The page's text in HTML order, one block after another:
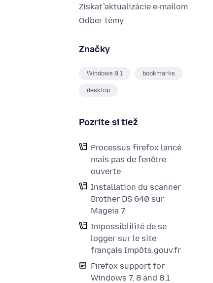
Získať aktualizácie e‑mailom
Odber témy
Značky
Windows 8.1 bookmarks
desktop
Pozrite si tiež
Processus firefox lancé
mais pas de fenêtre
ouverte
Installation du scanner
Brother DS 640 sur
Mageia 7
Impossiblilité de se
logger sur le site
français Impôts.gouv.fr
Firefox support for
Windows 7, 8 and 8.1